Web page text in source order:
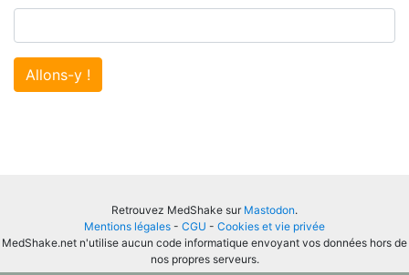
Allons-y !
Retrouvez MedShake sur Mastodon.
Mentions légales - CGU - Cookies et vie privée
MedShake.net n'utilise aucun code informatique envoyant vos données hors de
nos propres serveurs.